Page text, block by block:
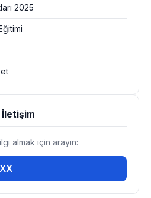
2025
İletişim
almak için arayın: